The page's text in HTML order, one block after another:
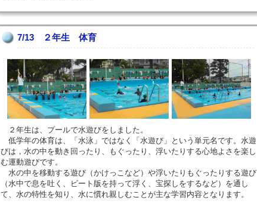
7/13 ２年生 体育
２年生は、プールで水遊びをしました。
低学年の体育は、「水泳」ではなく「水遊び」という単元名です。水遊
びは，水の中を動き回ったり、もぐったり、浮いたりする心地よさを楽し
む運動遊びです。
水の中を移動する遊び（かけっこなど）や浮いたりもぐったりする遊び
（水中で息を吐く、ビート版を持って浮く、宝探しをするなど）を通し
て、水の特性を知り、水に慣れ親しむことが主な学習内容となります。